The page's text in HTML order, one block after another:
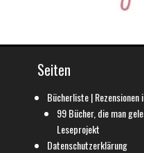
Seiten
Bücherliste |
99 Bücher, die man
Leseprojekt
Datenschutzerklärung